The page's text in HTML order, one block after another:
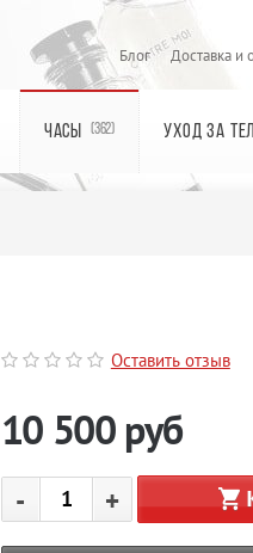
Блог Доставка и
ЧАСЫ (362) УХОД ЗА
Оставить отзыв
10 500 руб
- +